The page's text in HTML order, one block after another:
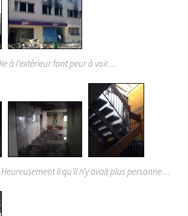
à l’extérieur font peur à voir…
Heureusement il qu’il n’y avait plus personne…